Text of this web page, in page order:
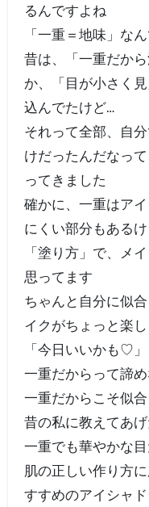
るんですよね
「一重＝地味」な
昔は、「一重だか
か、「目が小さく
込んでたけど…
それって全部、自
けだったんだなっ
ってきました
確かに、一重はア
にくい部分もある
「塗り方」で、メ
思ってます
ちゃんと自分に似
イクがちょっと楽
「今日いいかも♡
一重だからって諦め
一重だからこそ似
昔の私に教えてあ
一重でも華やかな
肌の正しい作り方
すすめのアイシャ